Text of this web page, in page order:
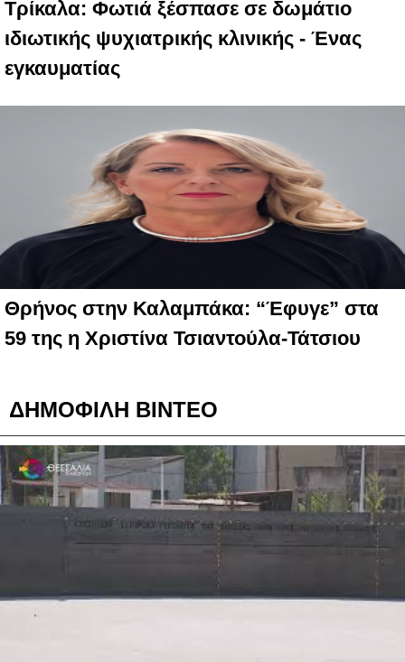
Τρίκαλα: Φωτιά ξέσπασε σε δωμάτιο
ιδιωτικής ψυχιατρικής κλινικής - Ένας
εγκαυματίας
Θρήνος στην Καλαμπάκα: “Έφυγε” στα
59 της η Χριστίνα Τσιαντούλα-Τάτσιου
ΔΗΜΟΦΙΛΗ ΒΙΝΤΕΟ